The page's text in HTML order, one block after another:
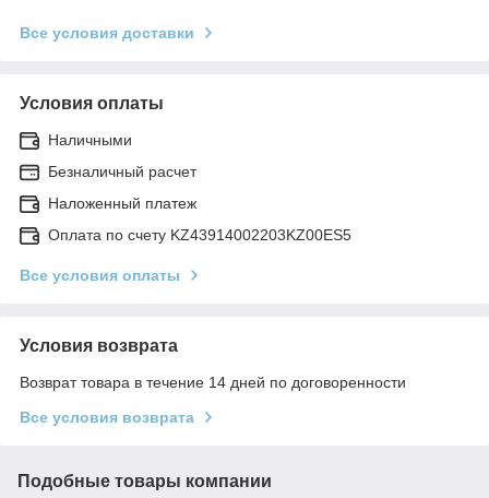
Все условия доставки
Условия оплаты
Наличными
Безналичный расчет
Наложенный платеж
Оплата по счету KZ43914002203KZ00ES5
Все условия оплаты
Условия возврата
Возврат товара в течение 14 дней по договоренности
Все условия возврата
Подобные товары компании